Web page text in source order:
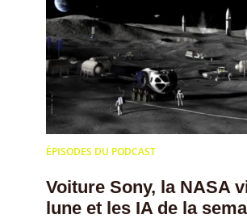
ÉPISODES DU PODCAST
Voiture Sony, la NASA
lune et les IA de la